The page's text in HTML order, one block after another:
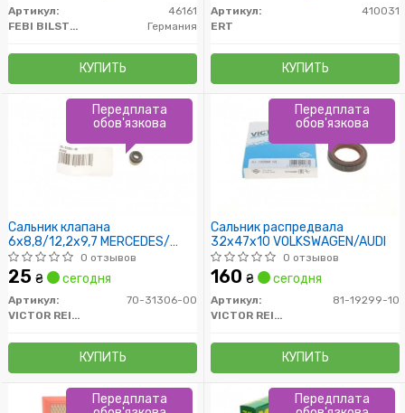
Артикул:
46161
FEBI BILSTEIN
Германия
КУПИТЬ
Артикул:
410031
ERT
КУПИТЬ
Сальник клапана
6x8,8/12,2x9,7 MERCEDES/
OPEL/ AUDI
0 отзывов
25 ₴ сегодня
Артикул:
70-31306-00
VICTOR REINZ
КУПИТЬ
Передплата
обов'язкова
Сальник распредвала
32x47x10 VOLKSWAGEN/AUDI
0 отзывов
160 ₴ сегодня
Артикул:
81-19299-10
VICTOR REINZ
КУПИТЬ
Передплата
обов'язкова
Передплата
Передплата